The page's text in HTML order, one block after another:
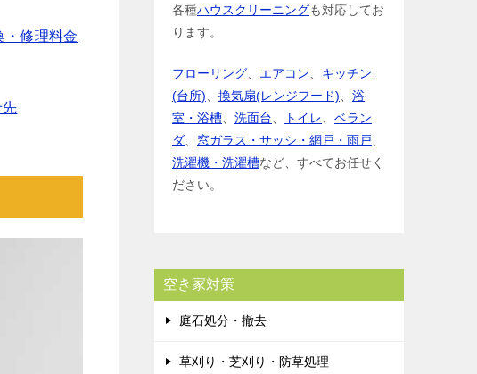
・修理料金
先
各種ハウスクリーニングも対応してお
ります。
フローリング エアコン
キッチン
(台所)
換気扇(レンジフード)
浴
室・浴槽
洗面台 トイレ
ベラン
ダ
窓ガラス・サッシ・網戸・雨戸
洗濯機・洗濯槽など、すべてお任せく
ださい。
空き家対策
庭石処分・撤去
草刈り・芝刈り・防草処理